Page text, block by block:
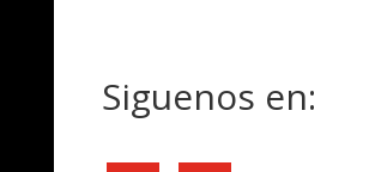
Siguenos en: